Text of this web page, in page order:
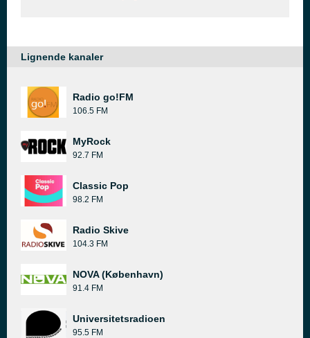
Lignende kanaler
Radio go!FM
106.5 FM
MyRock
92.7 FM
Classic Pop
98.2 FM
Radio Skive
104.3 FM
NOVA (København)
91.4 FM
Universitetsradioen
95.5 FM